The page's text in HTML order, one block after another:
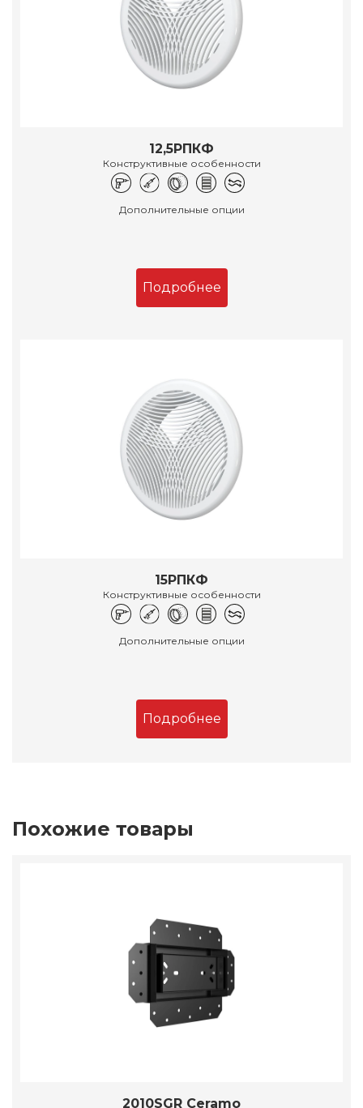
12,5РПКФ
Конструктивные особенности
Дополнительные опции
Подробнее
15РПКФ
Конструктивные особенности
Дополнительные опции
Подробнее
Похожие товары
2010SGR Ceramo